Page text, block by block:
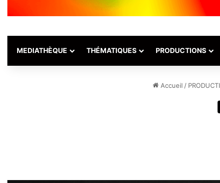
MEDIATHÈQUE THÉMATIQUES PRODUCTIONS
Accueil /